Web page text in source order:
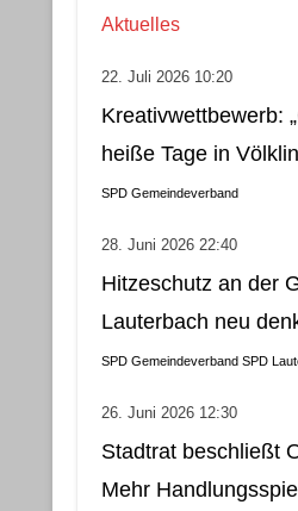
Aktuelles
22. Juli 2026 10:20
Kreativwettbewerb:
heiße Tage in
SPD Gemeindeverband
28. Juni 2026 22:40
Hitzeschutz an der
Lauterbach neu
Klimatisierung als
SPD Gemeindeverband SPD
26. Juni 2026 12:30
Stadtrat beschließt
Mehr